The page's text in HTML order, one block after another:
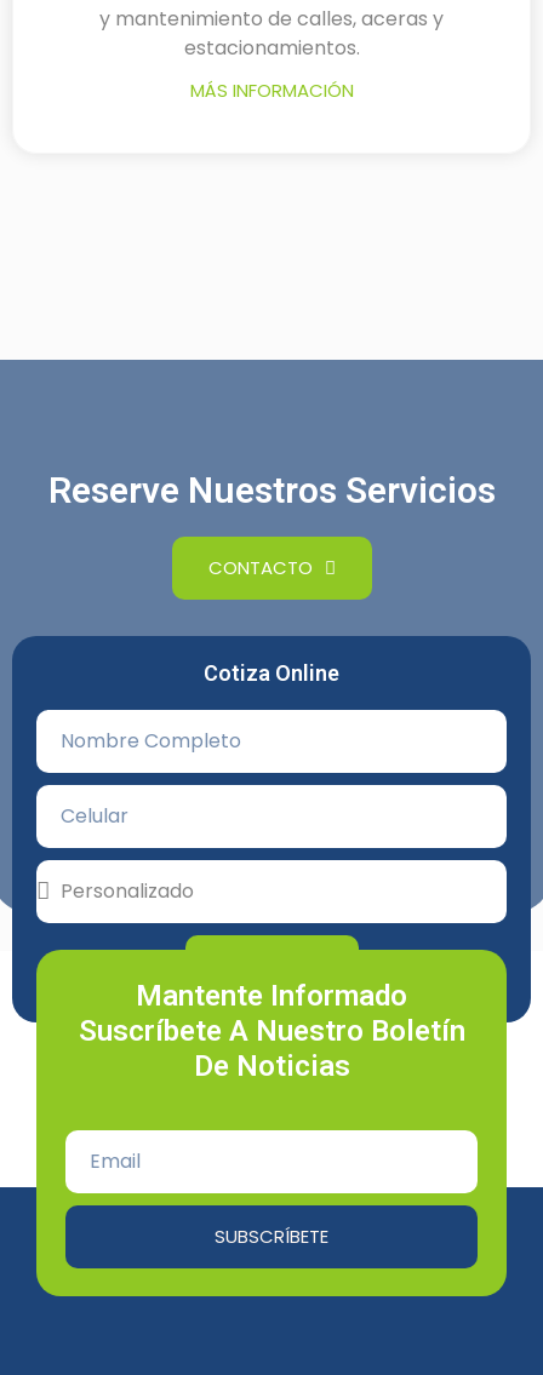
y mantenimiento de calles, aceras y
estacionamientos.
MÁS INFORMACIÓN
Reserve Nuestros Servicios
CONTACTO
Cotiza Online
Mantente Informado
Suscríbete A Nuestro Boletín
De Noticias
SUBSCRÍBETE